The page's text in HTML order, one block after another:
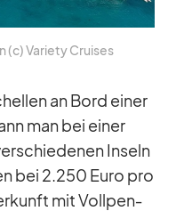
(c) Va­riety Crui­ses
an Bord ei­ner
man bei ei­ner
In­seln
bei 2.250 Euro pro
mit Voll­pen­